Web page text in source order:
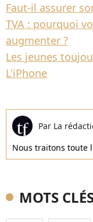
Faut-il assurer
TVA : pourquoi
augmenter ?
Les jeunes
L'iPhone
Par La
Nous traitons toute
MOTS